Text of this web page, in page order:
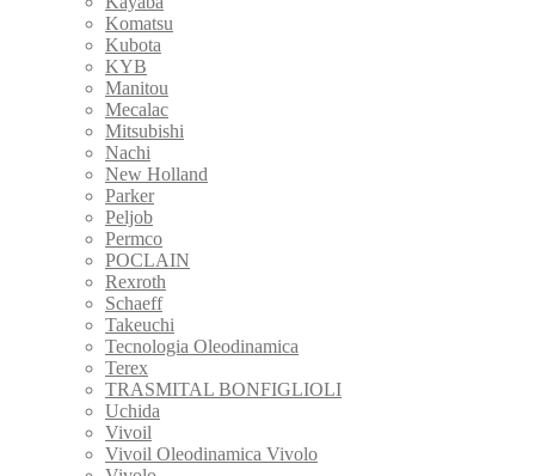
Komatsu
Kubota
KYB
Manitou
Mecalac
Mitsubishi
Nachi
New Holland
Parker
Peljob
Permco
POCLAIN
Rexroth
Schaeff
Takeuchi
Tecnologia Oleodinamica
Terex
TRASMITAL BONFIGLIOLI
Uchida
Vivoil
Vivoil Oleodinamica Vivolo